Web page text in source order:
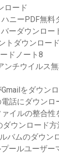
ロード
ニーPDF無料
ーダウンロー
トダウンロード
ドノート8
ンチウイルス
をダウン
話にダウンロ
イルの整合性
ダウンロード方
バムのダウン
ールユーザー